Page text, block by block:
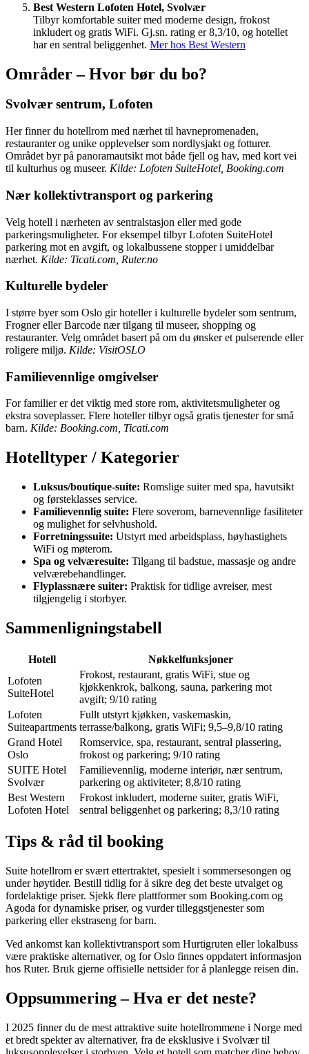
Best Western Lofoten Hotel, Svolvær
Tilbyr komfortable suiter med moderne design, frokost
inkludert og gratis WiFi. Gj.sn. rating er 8,3/10, og hotellet
har en sentral beliggenhet. Mer hos Best Western
Områder – Hvor bør du bo?
Svolvær sentrum, Lofoten
Her finner du hotellrom med nærhet til havnepromenaden,
restauranter og unike opplevelser som nordlysjakt og fotturer.
Området byr på panoramautsikt mot både fjell og hav, med kort vei
til kulturhus og museer. Kilde: Lofoten SuiteHotel, Booking.com
Nær kollektivtransport og parkering
Velg hotell i nærheten av sentralstasjon eller med gode
parkeringsmuligheter. For eksempel tilbyr Lofoten SuiteHotel
parkering mot en avgift, og lokalbussene stopper i umiddelbar
nærhet. Kilde: Ticati.com, Ruter.no
Kulturelle bydeler
I større byer som Oslo gir hoteller i kulturelle bydeler som sentrum,
Frogner eller Barcode nær tilgang til museer, shopping og
restauranter. Velg området basert på om du ønsker et pulserende eller
roligere miljø. Kilde: VisitOSLO
Familievennlige omgivelser
For familier er det viktig med store rom, aktivitetsmuligheter og
ekstra soveplasser. Flere hoteller tilbyr også gratis tjenester for små
barn. Kilde: Booking.com, Ticati.com
Hotelltyper / Kategorier
Luksus/boutique-suite: Romslige suiter med spa, havutsikt
og førsteklasses service.
Familievennlig suite: Flere soverom, barnevennlige fasiliteter
og mulighet for selvhushold.
Forretningssuite: Utstyrt med arbeidsplass, høyhastighets
WiFi og møterom.
Spa og velværesuite: Tilgang til badstue, massasje og andre
velværebehandlinger.
Flyplassnære suiter: Praktisk for tidlige avreiser, mest
tilgjengelig i storbyer.
Sammenligningstabell
Hotell
Nøkkelfunksjoner
Lofoten
SuiteHotel
Frokost, restaurant, gratis WiFi, stue og
kjøkkenkrok, balkong, sauna, parkering mot
avgift; 9/10 rating
Lofoten
Suiteapartments
Fullt utstyrt kjøkken, vaskemaskin,
terrasse/balkong, gratis WiFi; 9,5–9,8/10 rating
Grand Hotel
Oslo
Romservice, spa, restaurant, sentral plassering,
frokost og parkering; 9/10 rating
SUITE Hotel
Svolvær
Familievennlig, moderne interiør, nær sentrum,
parkering og aktiviteter; 8,8/10 rating
Best Western
Lofoten Hotel
Frokost inkludert, moderne suiter, gratis WiFi,
sentral beliggenhet og parkering; 8,3/10 rating
Tips & råd til booking
Suite hotellrom er svært ettertraktet, spesielt i sommersesongen og
under høytider. Bestill tidlig for å sikre deg det beste utvalget og
fordelaktige priser. Sjekk flere plattformer som Booking.com og
Agoda for dynamiske priser, og vurder tilleggstjenester som
parkering eller ekstraseng for barn.
Ved ankomst kan kollektivtransport som Hurtigruten eller lokalbuss
være praktiske alternativer, og for Oslo finnes oppdatert informasjon
hos Ruter. Bruk gjerne offisielle nettsider for å planlegge reisen din.
Oppsummering – Hva er det neste?
I 2025 finner du de mest attraktive suite hotellrommene i Norge med
et bredt spekter av alternativer, fra de eksklusive i Svolvær til